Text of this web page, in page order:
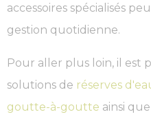
accessoires spécialisés
gestion quotidienne.
Pour aller plus loin, il est
solutions de réserves
goutte-à-goutte ainsi